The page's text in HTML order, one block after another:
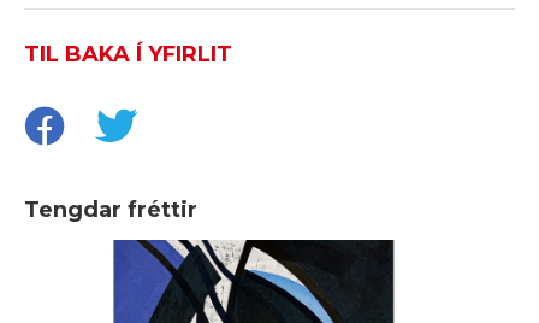
TIL BAKA Í YFIRLIT
Tengdar fréttir